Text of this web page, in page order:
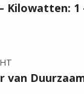
Kilowatten: 1
van